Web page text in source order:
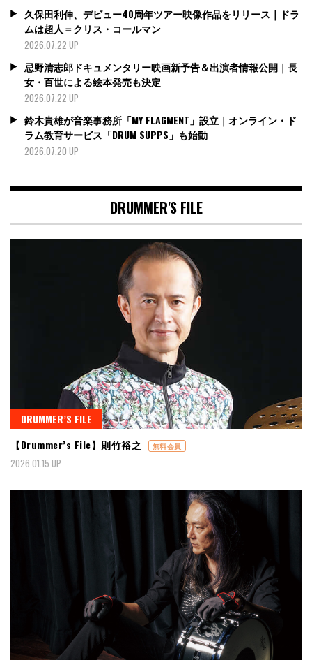
久保田利伸、デビュー40周年ツアー映像作品をリリース｜ドラ
ムは超人＝クリス・コールマン
2026.07.22 UP
忌野清志郎ドキュメンタリー映画新予告＆出演者情報公開｜長
女・百世による絵本発売も決定
2026.07.22 UP
鈴木貴雄が音楽事務所「MY FLAGMENT」設立｜オンライン・ド
ラム教育サービス「DRUM SUPPS」も始動
2026.07.20 UP
DRUMMER'S FILE
DRUMMER’S FILE
【Drummer’s File】則竹裕之
無料会員
2026.01.15 UP